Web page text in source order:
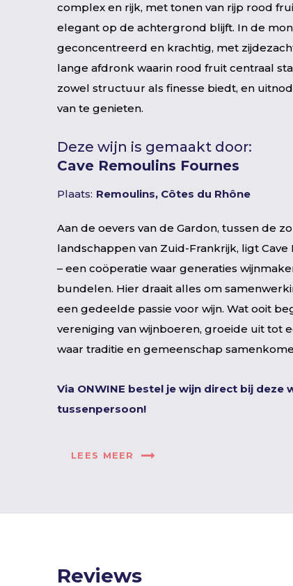
complex en rijk, met tonen van rijp rood
elegant op de achtergrond blijft. In de
geconcentreerd en krachtig, met
lange afdronk waarin rood fruit centraal
zowel structuur als finesse biedt, en
van te genieten.
Deze wijn is gemaakt door:
Cave Remoulins Fournes
Plaats: Remoulins, Côtes du Rhône
Aan de oevers van de Gardon, tussen de
landschappen van Zuid-Frankrijk, ligt
– een coöperatie waar generaties
bundelen. Hier draait alles om
een gedeelde passie voor wijn. Wat ooit
vereniging van wijnboeren, groeide uit tot
waar traditie en gemeenschap
Via ONWINE bestel je wijn direct bij deze
tussenpersoon!
LEES MEER
Reviews